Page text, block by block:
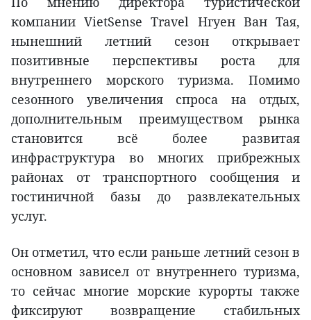
компании VietSense Travel Нгуен Ван Тая,
нынешний летний сезон открывает
позитивные перспективы роста для
внутреннего морского туризма. Помимо
сезонного увеличения спроса на отдых,
дополнительным преимуществом рынка
становится всё более развитая
инфраструктура во многих прибрежных
районах от транспортного сообщения и
гостиничной базы до развлекательных
услуг.
Он отметил, что если раньше летний сезон в
основном зависел от внутреннего туризма,
то сейчас многие морские курорты также
фиксируют возвращение стабильных